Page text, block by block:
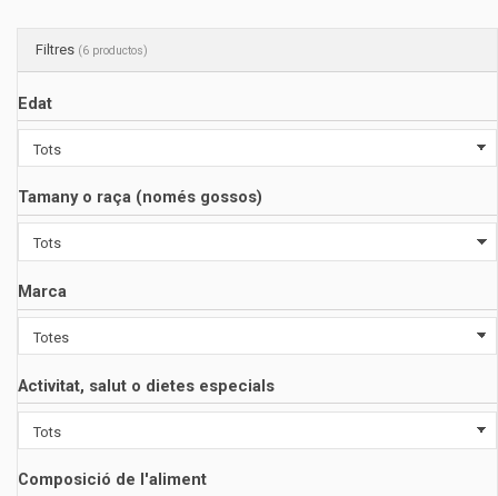
Filtres (6 productos)
Edat
Tamany o raça (només gossos)
Marca
Activitat, salut o dietes especials
Composició de l'aliment